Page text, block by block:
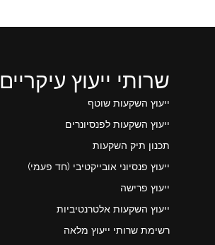
שרותי ייעוץ עיקריים
ייעוץ השקעות שוטף
ייעוץ השקעות לפנסיונרים
תכנון תיק השקעות
ייעוץ פנסיוני אובייקטיבי (חד פעמי)
ייעוץ פרישה
ייעוץ השקעות אלטרנטיביות
רשימת שרותי ייעוץ מלאה